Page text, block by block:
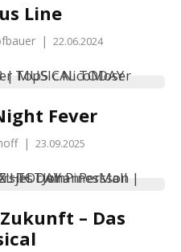
Line
| 22.06.2024
Fever
| 23.09.2025
– Das